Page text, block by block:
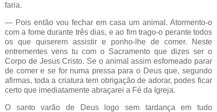
faria.
— Pois então vou fechar em casa um animal. Atormento-o
com a fome durante três dias, e ao fim trago-o perante todos
os que quiserem assistir e ponho-lhe de comer. Neste
entrementes vens tu com o Sacramento que dizes ser o
Corpo de Jesus Cristo. Se o animal assim esfomeado parar
de comer e se for numa pressa para o Deus que, segundo
afirmas, toda a criatura tem obrigação de adorar, podes ficar
certo que imediatamente abraçarei a Fé da Igreja.
O santo varão de Deus logo sem tardança em tudo